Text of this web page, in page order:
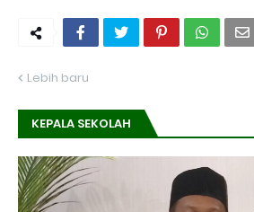
Lebih baru
KEPALA SEKOLAH